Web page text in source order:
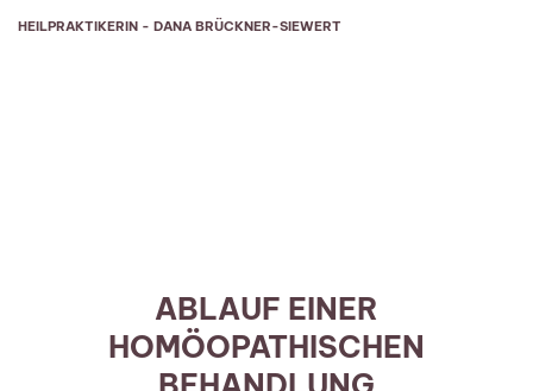
HEILPRAKTIKERIN - DANA BRÜCKNER-SIEWERT
ABLAUF EINER
HOMÖOPATHISCHEN